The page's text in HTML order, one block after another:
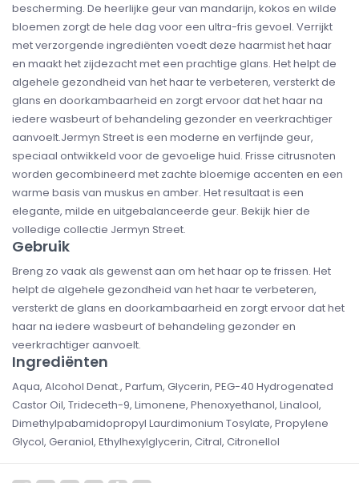
bescherming. De heerlijke geur van mandarijn, kokos en wilde
bloemen zorgt de hele dag voor een ultra-fris gevoel. Verrijkt
met verzorgende ingrediënten voedt deze haarmist het haar
en maakt het zijdezacht met een prachtige glans. Het helpt de
algehele gezondheid van het haar te verbeteren, versterkt de
glans en doorkambaarheid en zorgt ervoor dat het haar na
iedere wasbeurt of behandeling gezonder en veerkrachtiger
aanvoelt.Jermyn Street is een moderne en verfijnde geur,
speciaal ontwikkeld voor de gevoelige huid. Frisse citrusnoten
worden gecombineerd met zachte bloemige accenten en een
warme basis van muskus en amber. Het resultaat is een
elegante, milde en uitgebalanceerde geur. Bekijk hier de
volledige collectie Jermyn Street.
Gebruik
Breng zo vaak als gewenst aan om het haar op te frissen. Het
helpt de algehele gezondheid van het haar te verbeteren,
versterkt de glans en doorkambaarheid en zorgt ervoor dat het
haar na iedere wasbeurt of behandeling gezonder en
veerkrachtiger aanvoelt.
Ingrediënten
Aqua, Alcohol Denat., Parfum, Glycerin, PEG-40 Hydrogenated
Castor Oil, Trideceth-9, Limonene, Phenoxyethanol, Linalool,
Dimethylpabamidopropyl Laurdimonium Tosylate, Propylene
Glycol, Geraniol, Ethylhexylglycerin, Citral, Citronellol